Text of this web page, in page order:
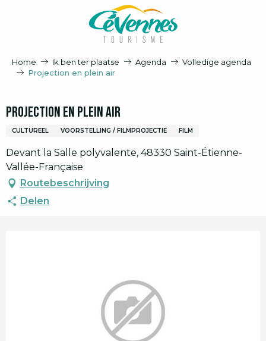
Home Ik ben ter plaatse Agenda
Volledige agenda
Projection en plein air
Projection en plein air
CULTUREEL VOORSTELLING / FILMPROJECTIE FILM
Devant la Salle polyvalente, 48330 Saint-Étienne-
Vallée-Française
Routebeschrijving
Delen